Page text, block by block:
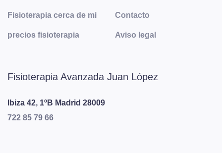
Fisioterapia cerca de mi
precios fisioterapia
Contacto
Aviso legal
Fisioterapia Avanzada Juan López
Ibiza 42, 1ºB Madrid 28009
722 85 79 66